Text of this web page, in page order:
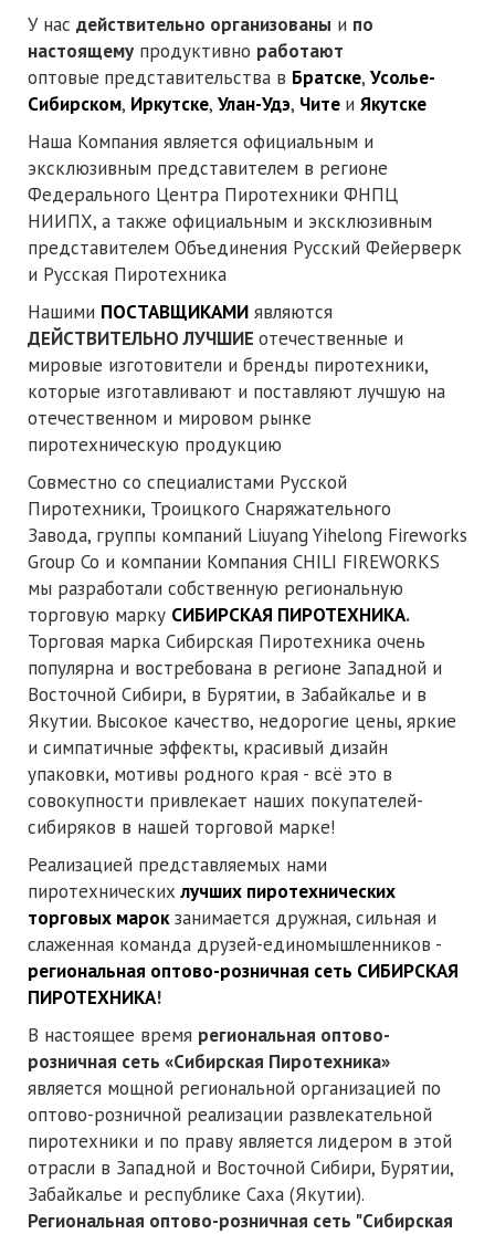
У нас действительно организованы и по
настоящему продуктивно работают
оптовые представительства в Братске, Усолье-
Сибирском, Иркутске, Улан-Удэ, Чите и Якутске
Наша Компания является официальным и
эксклюзивным представителем в регионе
Федерального Центра Пиротехники ФНПЦ
НИИПХ, а также официальным и эксклюзивным
представителем Объединения Русский Фейерверк
и Русская Пиротехника
Нашими ПОСТАВЩИКАМИ являются
ДЕЙСТВИТЕЛЬНО ЛУЧШИЕ отечественные и
мировые изготовители и бренды пиротехники,
которые изготавливают и поставляют лучшую на
отечественном и мировом рынке
пиротехническую продукцию
Совместно со специалистами Русской
Пиротехники, Троицкого Снаряжательного
Завода, группы компаний Liuyang Yihelong Fireworks
Group Co и компании Компания CHILI FIREWORKS
мы разработали собственную региональную
торговую марку СИБИРСКАЯ ПИРОТЕХНИКА.
Торговая марка Сибирская Пиротехника очень
популярна и востребована в регионе Западной и
Восточной Сибири, в Бурятии, в Забайкалье и в
Якутии. Высокое качество, недорогие цены, яркие
и симпатичные эффекты, красивый дизайн
упаковки, мотивы родного края - всё это в
совокупности привлекает наших покупателей-
сибиряков в нашей торговой марке!
Реализацией представляемых нами
пиротехническихлучших пиротехнических
торговых марокзанимается дружная, сильная и
слаженная команда друзей-единомышленников -
региональная оптово-розничная сеть СИБИРСКАЯ
ПИРОТЕХНИКА!
В настоящее время региональная оптово-
розничная сеть «Сибирская Пиротехника»
является мощной региональной организацией по
оптово-розничной реализации развлекательной
пиротехники и по праву является лидером в этой
отрасли в Западной и Восточной Сибири, Бурятии,
Забайкалье и республике Саха (Якутии).
Региональная оптово-розничная сеть "Сибирская